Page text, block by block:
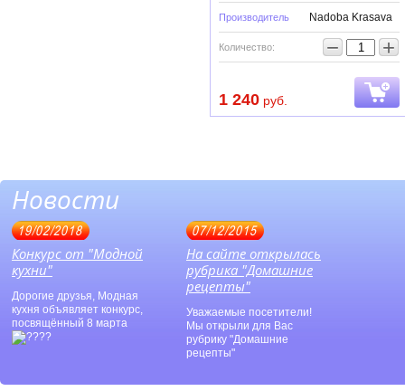
Производитель Nadoba Krasava
Количество: − +
1 240 руб.
Новости
19/02/2018
Конкурс от "Модной
кухни"
Дорогие друзья, Модная
кухня объявляет конкурс,
посвящённый 8 марта
07/12/2015
На сайте открылась
рубрика "Домашние
рецепты"
Уважаемые посетители!
Мы открыли для Вас
рубрику "Домашние
рецепты"